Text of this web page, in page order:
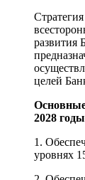
развития
целей
Основные
2028
1.
уровнях